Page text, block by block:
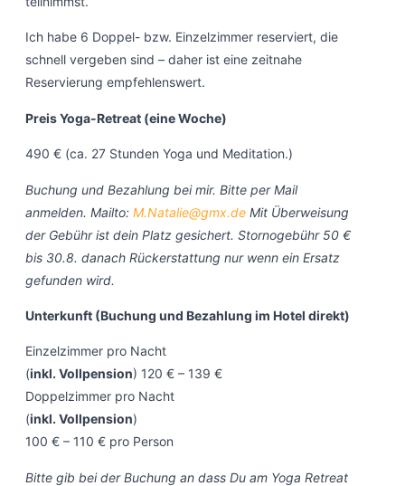
Ich habe 6 Doppel- bzw. Einzelzimmer reserviert, die
schnell vergeben sind – daher ist eine zeitnahe
Reservierung empfehlenswert.
Preis Yoga-Retreat (eine Woche)
490 € (ca. 27 Stunden Yoga und Meditation.)
Buchung und Bezahlung bei mir. Bitte per Mail
anmelden. Mailto: M.Natalie@gmx.de Mit Überweisung
der Gebühr ist dein Platz gesichert. Stornogebühr 50 €
bis 30.8. danach Rückerstattung nur wenn ein Ersatz
gefunden wird.
Unterkunft (Buchung und Bezahlung im Hotel direkt)
Einzelzimmer pro Nacht
(inkl. Vollpension) 120 € – 139 €
Doppelzimmer pro Nacht
(inkl. Vollpension)
100 € – 110 € pro Person
Bitte gib bei der Buchung an dass Du am Yoga Retreat